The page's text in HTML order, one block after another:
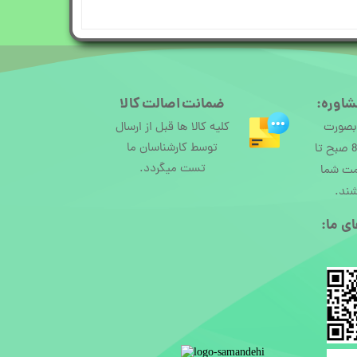
بصورت
آنلاین از ساعت 8 صبح تا
شما
ضمانت اصالت کالا
کلیه کالا ها قبل از ارسال
توسط کارشناسان ما
تست میگردد.
ما:​